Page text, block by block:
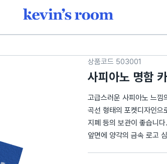
수납용품 판촉물 | 케빈스
상품코드 503001
사피아노 명함
고급스러운 사피아노 느낌
곡선 형태의 포켓디자인으
지폐 등의 보관이 좋습니다.
앞면에 양각의 금속 로고